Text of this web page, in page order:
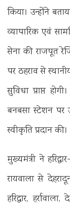
किया। उन्होंने
व्यापारिक एवं
सेना की राजपूत
पर ठहराव से
सुविधा प्राप्त
बनबसा स्टेशन पर
स्वीकृति प्रदान की।
मुख्यमंत्री ने
रायवाला से
हरिद्वार,